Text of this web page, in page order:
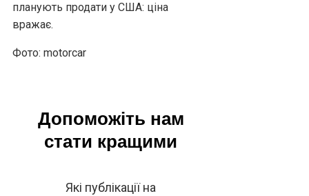
планують продати у США: ціна
вражає.
Фото: motorcar
Допоможіть нам
стати кращими
Які публікації на